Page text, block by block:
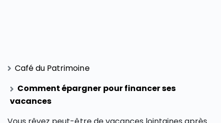
Café du Patrimoine
Comment épargner pour financer ses
vacances